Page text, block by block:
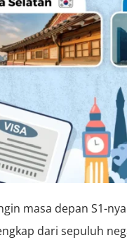
masa depan S1-
dari sepuluh